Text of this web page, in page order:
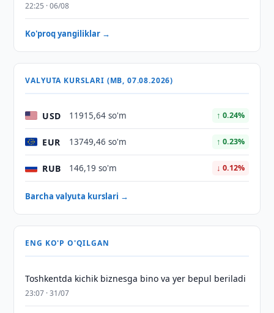
22:25 · 06/08
Ko'proq yangiliklar →
VALYUTA KURSLARI (MB, 07.08.2026)
USD 11915,64 so'm ↑ 0.24%
EUR 13749,46 so'm ↑ 0.23%
RUB 146,19 so'm ↓ 0.12%
Barcha valyuta kurslari →
ENG KO'P O'QILGAN
Toshkentda kichik biznesga bino va yer bepul beriladi
23:07 · 31/07